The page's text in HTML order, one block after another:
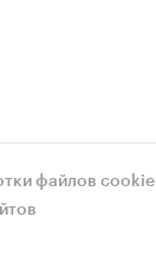
файлов cookie